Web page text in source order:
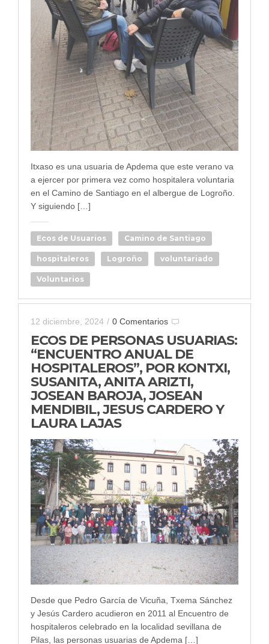
Itxaso es una usuaria de Apdema que este verano va
a ejercer por primera vez como hospitalera voluntaria
en el Camino de Santiago en el albergue de Logroño.
Y siguiendo […]
Ecos de Usuarios Camino de Santiago
hospitaleros Logroño voluntariado
Voluntarios
12 diciembre, 2024 / 0 Comentarios
ECOS DE PERSONAS USUARIAS:
“ENCUENTRO ANUAL DE
HOSPITALEROS”, POR KONTXI,
SUSANITA, ANITA ARIZTI,
JOSEAN BAROJA, JOSEAN
MENDIBIL, JESUS CARDERO Y
LAURA LAJAS
Desde que Pedro García de Vicuña, Txema Sánchez
y Jesús Cardero acudieron en 2011 al Encuentro de
hospitaleros celebrado en la localidad sevillana de
Pilas, las personas usuarias de Apdema […]